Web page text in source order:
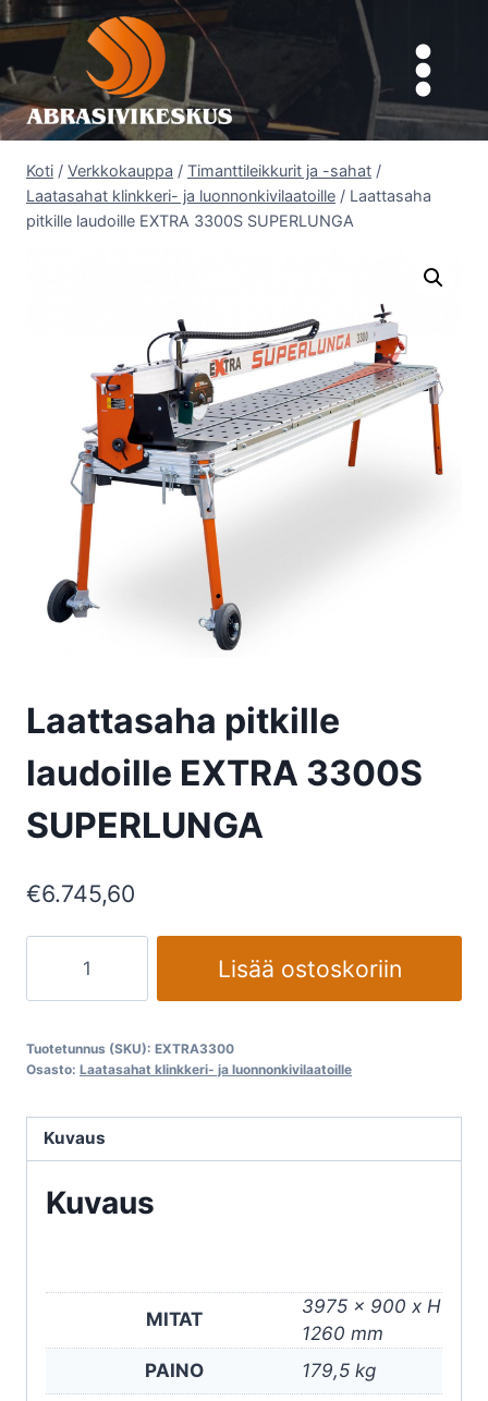
Siirry
sisältöön
Koti / Verkkokauppa / Timanttileikkurit ja -sahat /
Laatasahat klinkkeri- ja luonnonkivilaatoille / Laattasaha
pitkille laudoille EXTRA 3300S SUPERLUNGA
Laattasaha pitkille
laudoille EXTRA 3300S
SUPERLUNGA
€6.745,60
laudoille
3300S
määrä
Lisää ostoskoriin
Tuotetunnus (SKU): EXTRA3300
Osasto: Laatasahat klinkkeri- ja luonnonkivilaatoille
Kuvaus
Kuvaus
MITAT
3975 x 900 x H
1260 mm
PAINO
179,5 kg